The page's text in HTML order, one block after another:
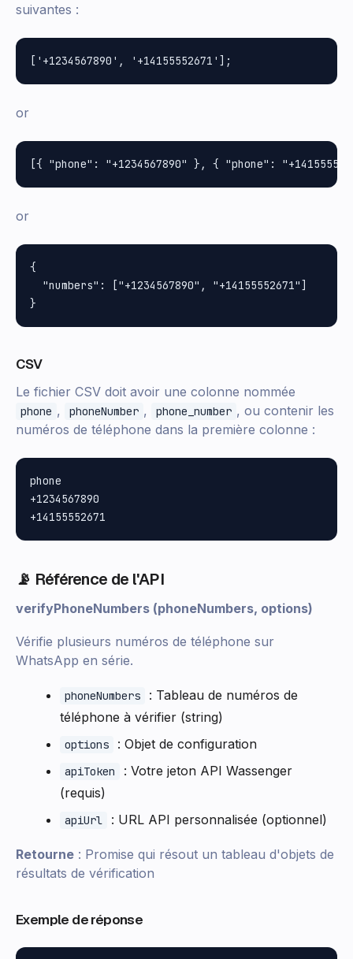
suivantes :
or
or
{
  "numbers": ["+1234567890", "+14155552671"]
CSV
Le fichier CSV doit avoir une colonne nommée
phone , phoneNumber , phone_number , ou contenir les
numéros de téléphone dans la première colonne :
phone
+1234567890
📡 Référence de l'API
verifyPhoneNumbers (phoneNumbers, options)
Vérifie plusieurs numéros de téléphone sur
WhatsApp en série.
phoneNumbers
: Tableau de numéros de
téléphone à vérifier (string)
options : Objet de configuration
apiToken
: Votre jeton API Wassenger
(requis)
apiUrl : URL API personnalisée (optionnel)
Retourne : Promise qui résout un tableau d'objets de
résultats de vérification
Exemple de réponse